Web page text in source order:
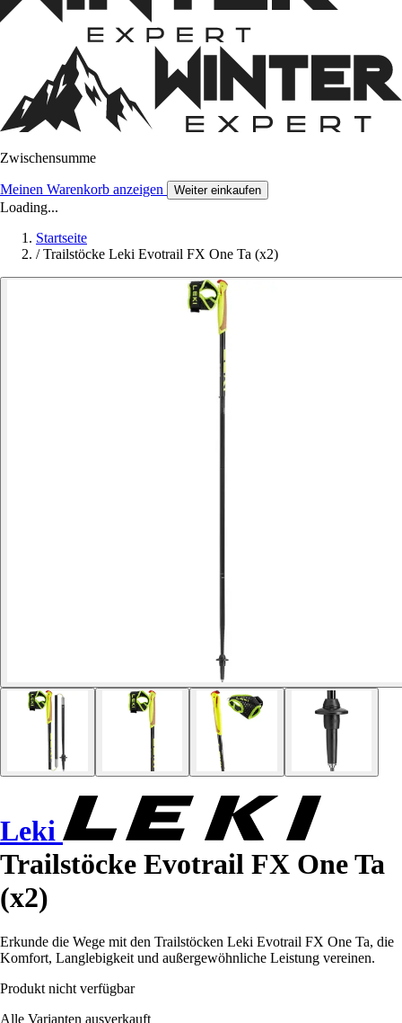
Zwischensumme
Meinen Warenkorb anzeigen Weiter einkaufen
Loading...
Startseite
/ Trailstöcke Leki Evotrail FX One Ta (x2)
Leki
Trailstöcke Evotrail FX One Ta
(x2)
Erkunde die Wege mit den Trailstöcken Leki Evotrail FX One Ta, die
Komfort, Langlebigkeit und außergewöhnliche Leistung vereinen.
Produkt nicht verfügbar
Alle Varianten ausverkauft